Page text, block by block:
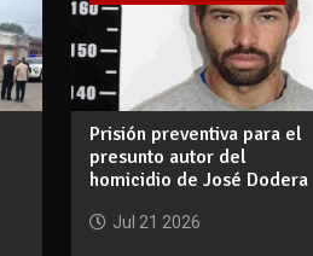
Prisión preventiva para el
presunto autor del
homicidio de José Dodera
Jul 21 2026